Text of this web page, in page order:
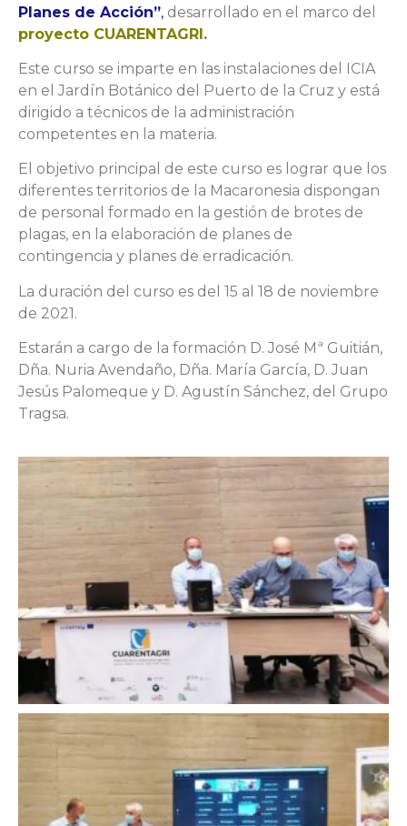
Planes de Acción”, desarrollado en el marco del
proyecto CUARENTAGRI.
Este curso se imparte en las instalaciones del ICIA
en el Jardín Botánico del Puerto de la Cruz y está
dirigido a técnicos de la administración
competentes en la materia.
El objetivo principal de este curso es lograr que los
diferentes territorios de la Macaronesia dispongan
de personal formado en la gestión de brotes de
plagas, en la elaboración de planes de
contingencia y planes de erradicación.
La duración del curso es del 15 al 18 de noviembre
de 2021.
Estarán a cargo de la formación D. José Mª Guitián,
Dña. Nuria Avendaño, Dña. María García, D. Juan
Jesús Palomeque y D. Agustín Sánchez, del Grupo
Tragsa.